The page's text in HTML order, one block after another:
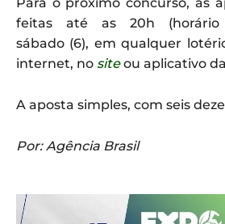
feitas até as 20h
sábado (6), em qualquer
internet, no siteou aplicativo
A aposta simples, com seis
Por: Agência Brasil